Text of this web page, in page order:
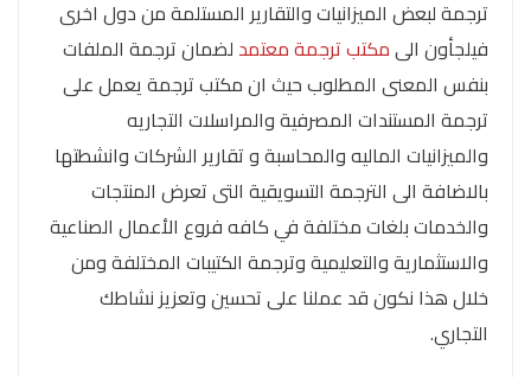
ترجمة لبعض الميزانيات والتقارير المستلمة من دول اخرى
فيلجأون الىمكتب ترجمة معتمد لضمان ترجمة الملفات
بنفس المعنى المطلوب حيث ان مكتب ترجمة يعمل على
ترجمة المستندات المصرفية والمراسلات التجاريه
والميزانيات الماليه والمحاسبة و تقارير الشركات وانشطتها
بالاضافة الى الترجمة التسويقية التى تعرض المنتجات
والخدمات بلغات مختلفة في كافه فروع الأعمال الصناعية
والاستثمارية والتعليمية وترجمة الكتيبات المختلفة ومن
خلال هذا نكون قد عملنا على تحسين وتعزيز نشاطك
التجاري.